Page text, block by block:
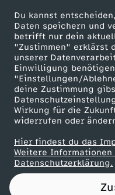
Du kannst
Daten speichern und
betrifft nur dein
"Zustimmen" erklärst
unserer
Einwilligung
"Einstellungen/
deine Zustimmung
Wirkung für die
widerrufen oder
Hier findest du das
Weitere
Datenschutzerklärung.
ZDF goes Schule
Werbefernsehen
Mainzelmännchen
Partner